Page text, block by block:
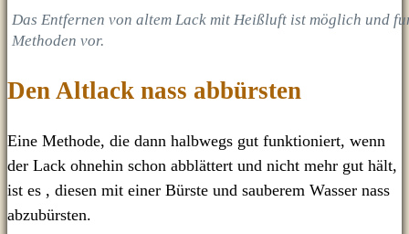
Das Entfernen von altem Lack mit Heißluft ist möglich und
Methoden vor.
Den Altlack nass abbürsten
Eine Methode, die dann halbwegs gut funktioniert, wenn
der Lack ohnehin schon abblättert und nicht mehr gut hält,
ist es , diesen mit einer Bürste und sauberem Wasser nass
abzubürsten.